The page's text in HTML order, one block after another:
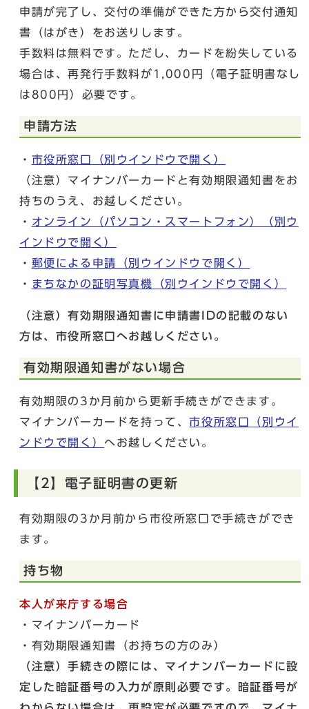
申請が完了し、交付の準備ができた方から交付通知
書（はがき）をお送りします。
手数料は無料です。ただし、カードを紛失している
場合は、再発行手数料が1,000円（電子証明書なし
は800円）必要です。
申請方法
・ 市役所窓口
（別ウインドウで開く）
（注意）マイナンバーカードと有効期限通知書をお
持ちのうえ、お越しください。
・ オンライン（パソコン・スマートフォン）
（別ウ
インドウで開く）
・ 郵便による申請
（別ウインドウで開く）
・ まちなかの証明写真機 （別ウインドウで開く）
（注意）有効期限通知書に申請書IDの記載のない
方は、市役所窓口へお越しください。
有効期限通知書がない場合
有効期限の3か月前から更新手続きができます。
マイナンバーカードを持って、市役所窓口
（別ウイ
ンドウで開く）へお越しください。
【2】電子証明書の更新
有効期限の3か月前から市役所窓口で手続きができ
ます。
持ち物
本人が来庁する場合
・マイナンバーカード
・有効期限通知書（お持ちの方のみ）
（注意）手続きの際には、マイナンバーカードに設
定した暗証番号の入力が原則必要です。暗証番号が